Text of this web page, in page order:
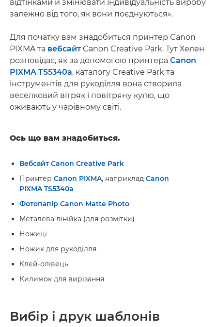
відтінками й змінювати індивідуальність виробу
залежно від того, як вони поєднуються».
Для початку вам знадобиться принтер Canon
PIXMA та вебсайтCanon Creative Park. Тут Хелен
розповідає, як за допомогою принтера Canon
PIXMA TS5340a, каталогу Creative Park та
інструментів для рукоділля вона створила
веселковий вітряк і повітряну кулю, що
оживають у чарівному світі.
Ось що вам знадобиться.
Вебсайт Canon Creative Park
Принтер Canon PIXMA, наприклад Canon
PIXMA TS5340a
Фотопапір Canon Matte Photo
Металева лінійка (для розмітки)
Ножиці
Ножик для рукоділля
Клей-олівець
Килимок для вирізання
Вибір і друк шаблонів